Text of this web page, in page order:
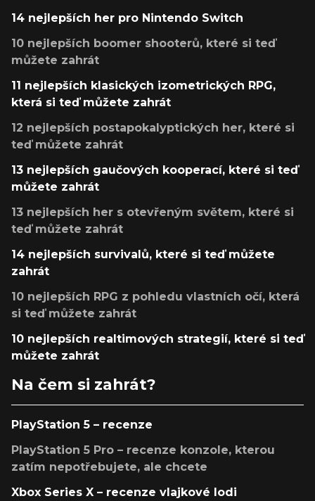
14 nejlepších her pro Nintendo Switch
10 nejlepších boomer shooterů, které si teď
můžete zahrát
11 nejlepších klasických izometrických RPG,
která si teď můžete zahrát
12 nejlepších postapokalyptických her, které si
teď můžete zahrát
13 nejlepších gaučových kooperací, které si teď
můžete zahrát
13 nejlepších her s otevřeným světem, které si
teď můžete zahrát
14 nejlepších survivalů, které si teď můžete
zahrát
10 nejlepších RPG z pohledu vlastních očí, která
si teď můžete zahrát
10 nejlepších realtimových strategií, které si teď
můžete zahrát
Na čem si zahrát?
PlayStation 5 – recenze
PlayStation 5 Pro – recenze konzole, kterou
zatím nepotřebujete, ale chcete
Xbox Series X – recenze vlajkové lodi